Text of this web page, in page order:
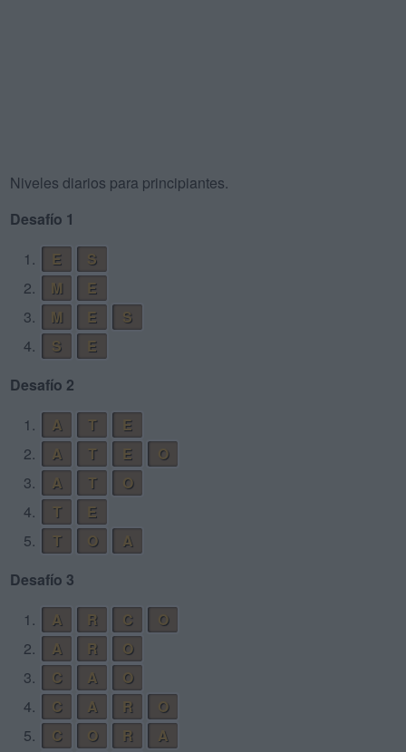
Niveles diarios para principiantes.
Desafío 1
1.
E
S
2.
M
E
3.
M E
S
4.
S
E
Desafío 2
1.
A T
E
2.
A T E
O
3.
A T
O
4.
T
E
5.
T O
A
Desafío 3
1.
A R C
O
2.
A R
O
3.
C A
O
4.
C A R
O
5.
C O R
A